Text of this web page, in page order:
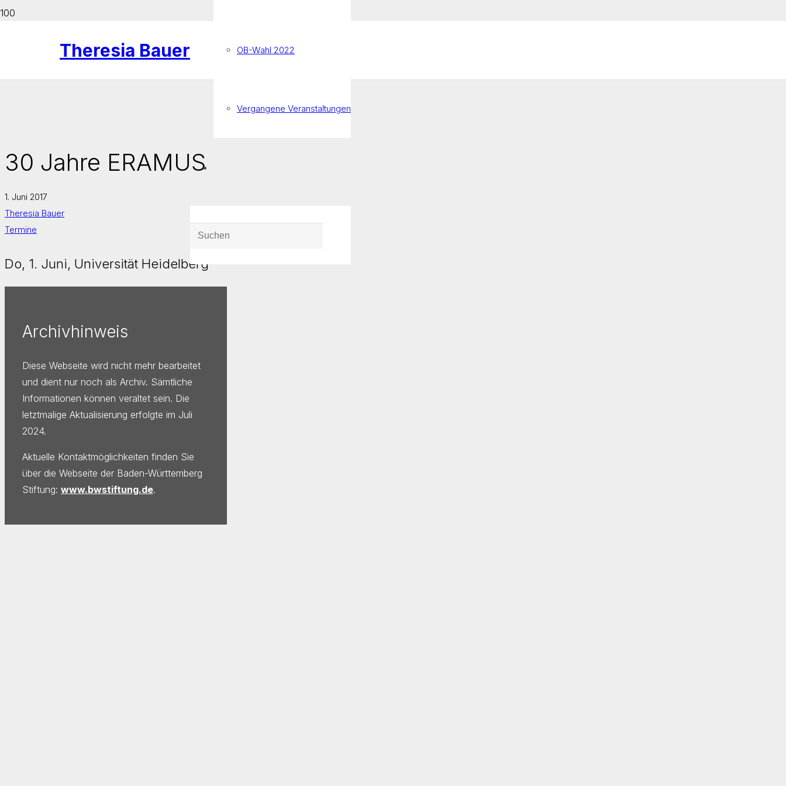
Theresia Bauer OB-Wahl 2022
Vergangene Veranstaltungen
30 Jahre ERAMUS
1. Juni 2017
Theresia Bauer
Termine
Do, 1. Juni, Universität Heidelberg
Archivhinweis
Diese Webseite wird nicht mehr bearbeitet
und dient nur noch als Archiv. Sämtliche
Informationen können veraltet sein. Die
letztmalige Aktualisierung erfolgte im Juli
2024.
Aktuelle Kontaktmöglichkeiten finden Sie
über die Webseite der Baden-Württemberg
Stiftung: www.bwstiftung.de.